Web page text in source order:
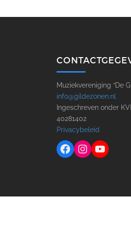
Muziekvereniging “De
info@gildezonen.nl
Ingeschreven onder
40281402
Privacybeleid
Facebook
Instagram